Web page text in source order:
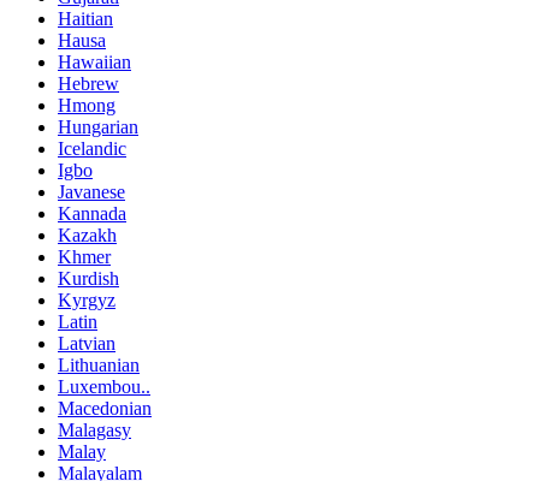
Haitian
Hausa
Hawaiian
Hebrew
Hmong
Hungarian
Icelandic
Igbo
Javanese
Kannada
Kazakh
Khmer
Kurdish
Kyrgyz
Latin
Latvian
Lithuanian
Luxembou..
Macedonian
Malagasy
Malay
Malayalam